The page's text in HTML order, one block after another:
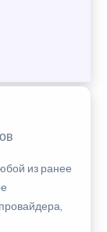
из ранее